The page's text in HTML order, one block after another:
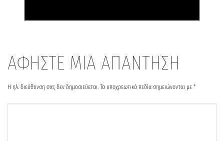
ΑΦΗΣΤΕ ΜΙΑ ΑΠΑΝΤΗΣΗ
Η ηλ. διεύθυνση σας δεν δημοσιεύεται. Τα υποχρεωτικά πεδία σημειώνονται με *